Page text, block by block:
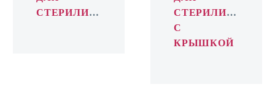
СТЕРИЛИЗАЦИИ
СТЕРИЛИЗАЦИИ
С
КРЫШКОЙ